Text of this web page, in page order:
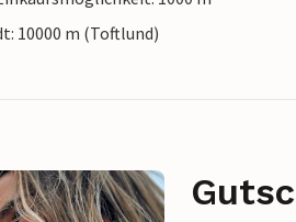
10000 m (Toftlund)